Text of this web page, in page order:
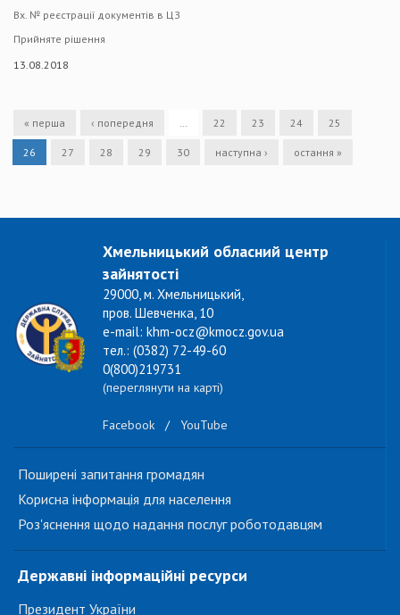
Вх. № реєстрації документів в ЦЗ
Прийняте рішення
13.08.2018
« перша ‹ попередня … 22 23 24 25
26 27 28 29 30 наступна › остання »
Хмельницький обласний центр
зайнятості
29000, м. Хмельницький,
пров. Шевченка, 10
e-mail: khm-ocz@kmocz.gov.ua
тел.: (0382) 72-49-60
0(800)219731
(переглянути на карті)
Facebook / YouTube
Поширені запитання громадян
Корисна інформація для населення
Роз'яснення щодо надання послуг роботодавцям
Державні інформаційні ресурси
Президент України